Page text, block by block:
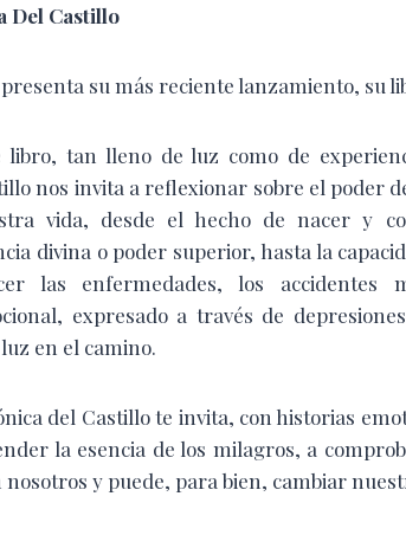
Del Castillo
presenta su más reciente lanzamiento, su
libro, tan lleno de luz como de
nos invita a reflexionar sobre el poder
vida, desde el hecho de nacer y
divina o poder superior, hasta la
las enfermedades, los accidentes
expresado a través de
en el camino.
del Castillo te invita, con historias
la esencia de los milagros, a
y puede, para bien, cambiar